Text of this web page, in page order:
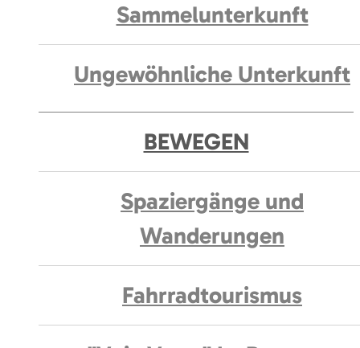
Sammelunterkunft
Ungewöhnliche Unterkunft
BEWEGEN
Spaziergänge und
Wanderungen
Fahrradtourismus